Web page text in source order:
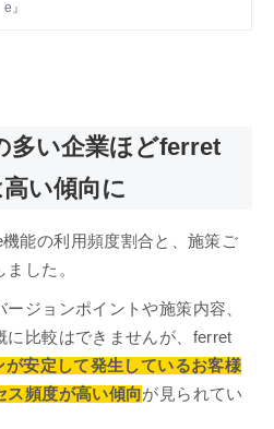
今回はferret One導入前の課題や導入の
e』
多い企業ほどferret
い傾向に
能の利用頻度割合と、施策ご
した。
ジョンポイントや施策内容、
に比較はできませんが、ferret
が安定して発生しているお客様
ス頻度が高い傾向が見られてい